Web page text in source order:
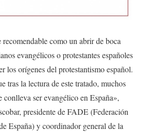
recomendable como un abrir de boca
evangélicos o protestantes españoles
los orígenes del protestantismo español.
tras la lectura de este tratado, muchos
ser evangélico en España»,
presidente de FADE (Federación
España) y coordinador general de la